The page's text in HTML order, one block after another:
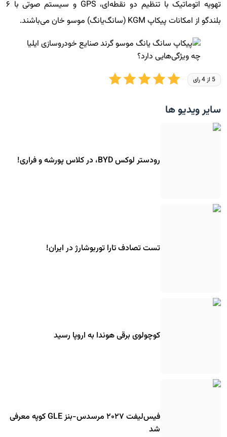
تهویه اتوماتیک با تنظیم دو نقطه‌ای، GPS و سیستم صوتی با ۶
بلندگو از امکانات پیکاپ KGM (سانگ‌یانگ) موسو خان می‌باشند.
5 از 4 رای
سایر ویدیو ها
رودستر لوکس BYD، در کلاس پورشه و فراری!
تست تصادف تارا توربوشارژ در ایران!
کوچولوی برقی هوندا به اروپا رسید
فیس‌لیفت ۲۰۲۷ مرسدس-بنز GLE کوپه معرفی
شد